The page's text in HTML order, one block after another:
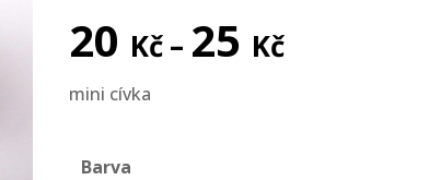
20 Kč – 25 Kčcen:
mini cívka
Barva